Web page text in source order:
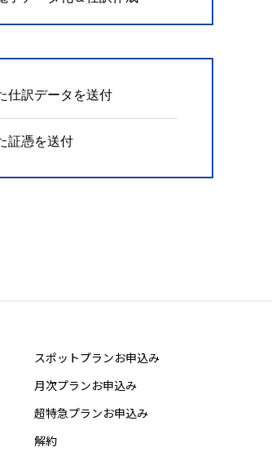
仕訳データを送付
証憑を送付
スポットプランお申込み
月次プランお申込み
超特急プランお申込み
解約